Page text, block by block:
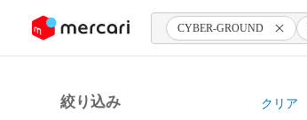
ツにスキップ CYBER-GROUND
絞り込み クリア